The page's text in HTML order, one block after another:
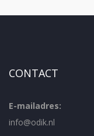
CONTACT
E-mailadres:
info@odik.nl